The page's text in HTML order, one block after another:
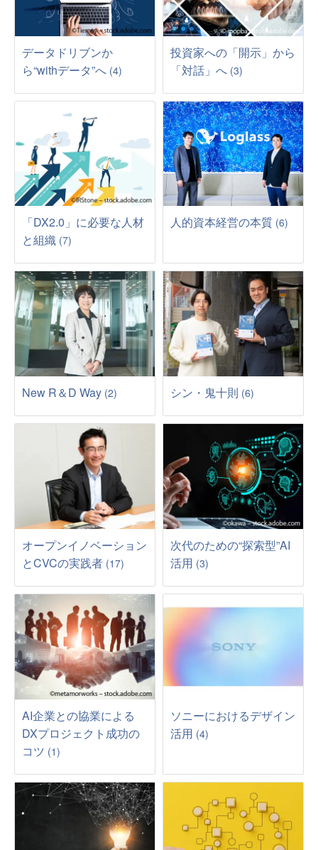
データドリブンか
ら“withデータ”へ (4)
投資家への「開示」から
「対話」へ (3)
「DX2.0」に必要な人材
と組織 (7)
人的資本経営の本質 (6)
New R＆D Way (2) シン・鬼十則 (6)
オープンイノベーション
とCVCの実践者 (17)
次代のための“探索型”AI
活用 (3)
AI企業との協業による
DXプロジェクト成功の
コツ (1)
ソニーにおけるデザイン
活用 (4)